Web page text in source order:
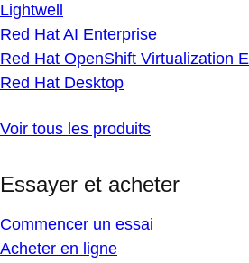
Lightwell
Red Hat AI Enterprise
Red Hat OpenShift Virtualization
Red Hat Desktop
Voir tous les produits
Essayer et acheter
Commencer un essai
Acheter en ligne